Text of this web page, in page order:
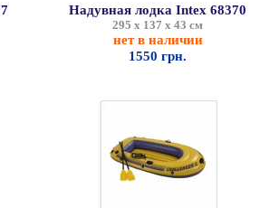
Надувная лодка Intex 68370
295 х 137 х 43 см
нет в наличии
1550 грн.